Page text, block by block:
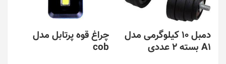
دمبل 10 کیلوگرمی مدل
A1 بسته 2 عددی
چراغ قوه پرتابل مدل
cob